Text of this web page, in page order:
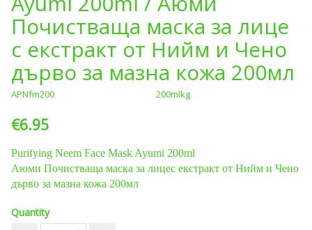
Пoчистваща маска за лице
с екстракт от Нийм и Чено
дърво за мазна кожа 200мл
APNfm200 200mlkg
€6.95
Purifying Neem Face Mask Ayumi 200ml
Аюми Пoчистваща маска за лицес екстракт от Нийм и Чено
дърво за мазна кожа 200мл
Quantity